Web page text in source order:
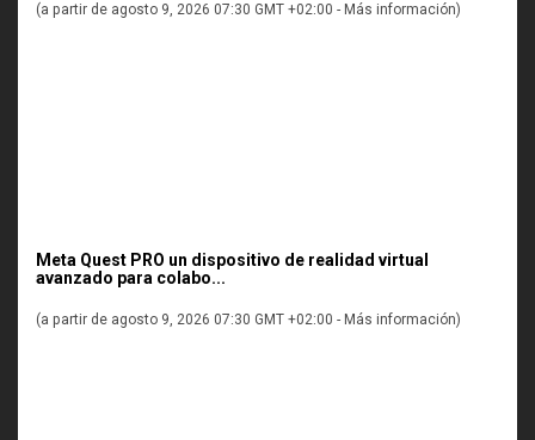
(a partir de agosto 9, 2026 07:30 GMT +02:00 - Más información)
Meta Quest PRO un dispositivo de realidad virtual
avanzado para colabo...
(a partir de agosto 9, 2026 07:30 GMT +02:00 - Más información)